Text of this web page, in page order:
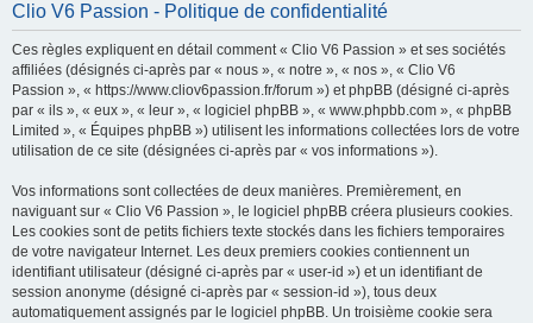
Clio V6 Passion - Politique de confidentialité
Ces règles expliquent en détail comment « Clio V6 Passion » et ses sociétés
affiliées (désignés ci-après par « nous », « notre », « nos », « Clio V6
Passion », « https://www.cliov6passion.fr/forum ») et phpBB (désigné ci-après
par « ils », « eux », « leur », « logiciel phpBB », « www.phpbb.com », « phpBB
Limited », « Équipes phpBB ») utilisent les informations collectées lors de votre
utilisation de ce site (désignées ci-après par « vos informations »).
Vos informations sont collectées de deux manières. Premièrement, en
naviguant sur « Clio V6 Passion », le logiciel phpBB créera plusieurs cookies.
Les cookies sont de petits fichiers texte stockés dans les fichiers temporaires
de votre navigateur Internet. Les deux premiers cookies contiennent un
identifiant utilisateur (désigné ci-après par « user-id ») et un identifiant de
session anonyme (désigné ci-après par « session-id »), tous deux
automatiquement assignés par le logiciel phpBB. Un troisième cookie sera